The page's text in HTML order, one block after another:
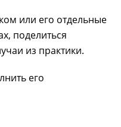
или его отдельные
поделиться
из практики.
его